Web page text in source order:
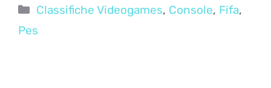
Categorie
Classifiche Videogames, Console, Fifa,
Pes